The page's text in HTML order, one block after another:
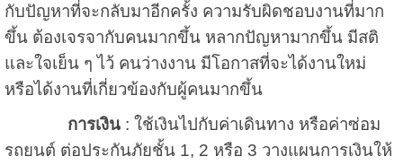
กับปัญหาที่จะกลับมาอีกครั้ง ความรับผิดชอบงานที่มาก
ขึ้น ต้องเจรจากับคนมากขึ้น หลากปัญหามากขึ้น มีสติ
และใจเย็น ๆ ไว้ คนว่างงาน มีโอกาสที่จะได้งานใหม่
หรือได้งานที่เกี่ยวข้องกับผู้คนมากขึ้น
การเงิน: ใช้เงินไปกับค่าเดินทาง หรือค่าซ่อม
รถยนต์ ต่อประกันภัยชั้น 1, 2 หรือ 3 วางแผนการเงินให้